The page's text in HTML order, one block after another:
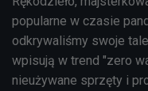
popularne w czasie
odkrywaliśmy swoje
wpisują w trend "zero
nieużywane sprzęty i